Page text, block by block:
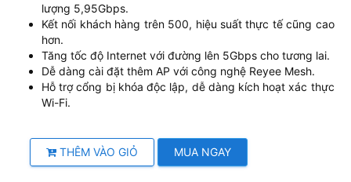
lượng 5,95Gbps.
Kết nối khách hàng trên 500, hiệu suất thực tế cũng cao
hơn.
Tăng tốc độ Internet với đường lên 5Gbps cho tương lai.
Dễ dàng cài đặt thêm AP với công nghệ Reyee Mesh.
Hỗ trợ cổng bị khóa độc lập, dễ dàng kích hoạt xác thực
Wi-Fi.
THÊM VÀO GIỎ MUA NGAY